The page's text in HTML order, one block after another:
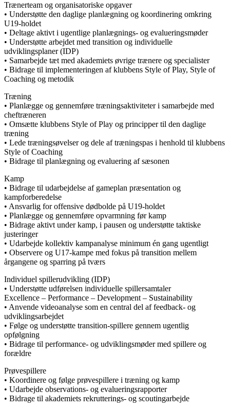
Trænerteam og organisatoriske opgaver
• Understøtte den daglige planlægning og koordinering omkring
U19-holdet
• Deltage aktivt i ugentlige planlægnings- og evalueringsmøder
• Understøtte arbejdet med transition og individuelle
udviklingsplaner (IDP)
• Samarbejde tæt med akademiets øvrige trænere og specialister
• Bidrage til implementeringen af klubbens Style of Play, Style of
Coaching og metodik
Træning
• Planlægge og gennemføre træningsaktiviteter i samarbejde med
cheftræneren
• Omsætte klubbens Style of Play og principper til den daglige
træning
• Lede træningsøvelser og dele af træningspas i henhold til klubbens
Style of Coaching
• Bidrage til planlægning og evaluering af sæsonen
Kamp
• Bidrage til udarbejdelse af gameplan præsentation og
kampforberedelse
• Ansvarlig for offensive dødbolde på U19-holdet
• Planlægge og gennemføre opvarmning før kamp
• Bidrage aktivt under kamp, i pausen og understøtte taktiske
justeringer
• Udarbejde kollektiv kampanalyse minimum én gang ugentligt
• Observere og U17-kampe med fokus på transition mellem
årgangene og sparring på tværs
Individuel spillerudvikling (IDP)
• Understøtte udførelsen individuelle spillersamtaler
Excellence – Performance – Development – Sustainability
• Anvende videoanalyse som en central del af feedback- og
udviklingsarbejdet
• Følge og understøtte transition-spillere gennem ugentlig
opfølgning
• Bidrage til performance- og udviklingsmøder med spillere og
forældre
Prøvespillere
• Koordinere og følge prøvespillere i træning og kamp
• Udarbejde observations- og evalueringsrapporter
• Bidrage til akademiets rekrutterings- og scoutingarbejde